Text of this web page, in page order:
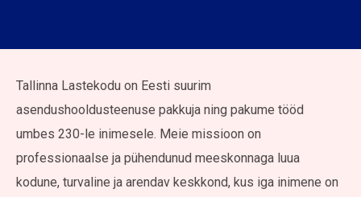
Tallinna Lastekodu on Eesti suurim
asendushooldusteenuse pakkuja ning pakume tööd
umbes 230-le inimesele. Meie missioon on
professionaalse ja pühendunud meeskonnaga luua
kodune, turvaline ja arendav keskkond, kus iga inimene on